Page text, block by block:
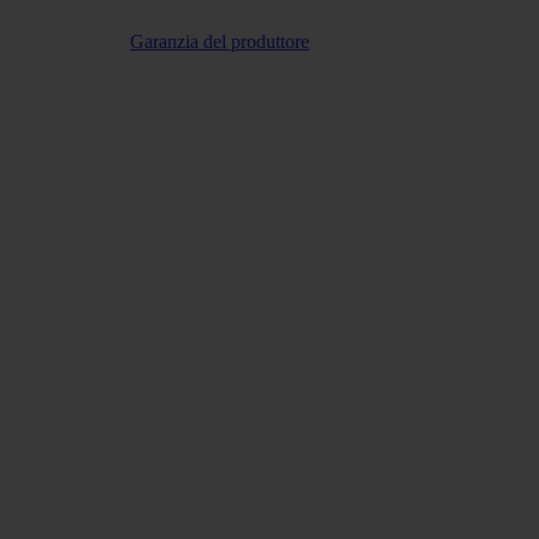
Garanzia del produttore